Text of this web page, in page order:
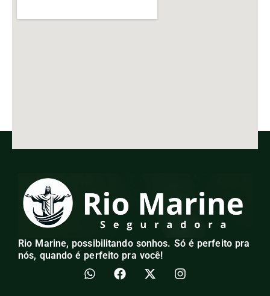
Rio Marine, possibilitando sonhos. Só é perfeito pra
nós, quando é perfeito pra você!